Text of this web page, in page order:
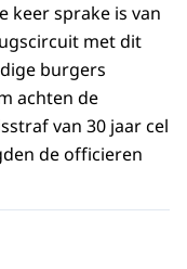
keer sprake is van
met dit
burgers
achten de
van 30 jaar cel
de officieren